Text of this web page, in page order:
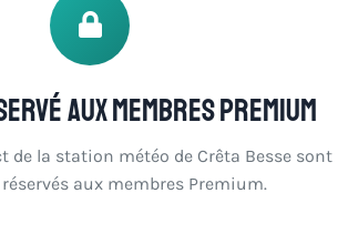
aux membres Premium
de la station météo de Crêta Besse sont
aux membres Premium.